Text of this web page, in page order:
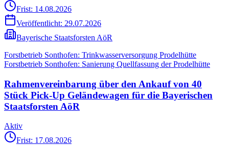
Frist: 14.08.2026
Veröffentlicht: 29.07.2026
Bayerische Staatsforsten AöR
Forstbetrieb Sonthofen: Trinkwasserversorgung Prodelhütte
Forstbetrieb Sonthofen: Sanierung Quellfassung der Prodelhütte
Rahmenvereinbarung über den Ankauf von 40
Stück Pick-Up Geländewagen für die Bayerischen
Staatsforsten AöR
Aktiv
Frist: 17.08.2026